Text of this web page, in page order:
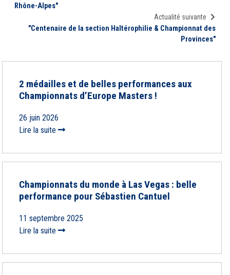
Rhône-Alpes"
Actualité suivante
"Centenaire de la section Haltérophilie & Championnat des
Provinces"
2 médailles et de belles performances aux
Championnats d’Europe Masters !
26 juin 2026
Lire la suite
Championnats du monde à Las Vegas : belle
performance pour Sébastien Cantuel
11 septembre 2025
Lire la suite